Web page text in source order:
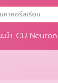
ะนำ CU Neuron